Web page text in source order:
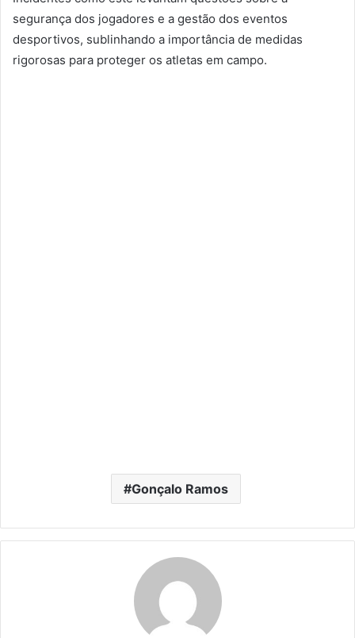
segurança dos jogadores e a gestão dos eventos
desportivos, sublinhando a importância de medidas
rigorosas para proteger os atletas em campo.
Gonçalo Ramos